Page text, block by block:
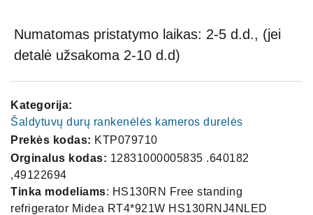
Numatomas pristatymo laikas: 2-5 d.d., (jei
detalė užsakoma 2-10 d.d)
Kategorija:
Šaldytuvų durų rankenėlės kameros durelės
Prekės kodas: KTP079710
Orginalus kodas: 12831000005835 .640182
,49122694
Tinka modeliams: HS130RN Free standing
refrigerator Midea RT4*921W HS130RNJ4NLED